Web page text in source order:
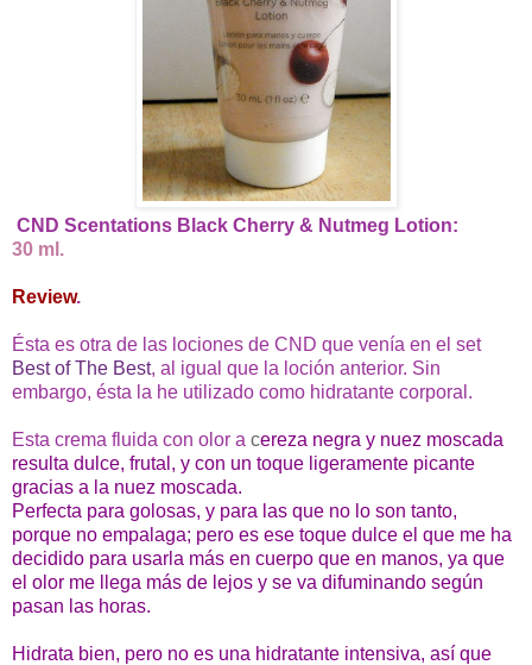
CND Scentations Black Cherry & Nutmeg Lotion:
30 ml.
Review.
Ésta es otra de las lociones de CND que venía en el set
Best of The Best, al igual que la loción anterior. Sin
embargo, ésta la he utilizado como hidratante corporal.
Esta crema fluida con olor a cereza negra y nuez moscada
resulta dulce, frutal, y con un toque ligeramente picante
gracias a la nuez moscada.
Perfecta para golosas, y para las que no lo son tanto,
porque no empalaga; pero es ese toque dulce el que me ha
decidido para usarla más en cuerpo que en manos, ya que
el olor me llega más de lejos y se va difuminando según
pasan las horas.
Hidrata bien, pero no es una hidratante intensiva, así que